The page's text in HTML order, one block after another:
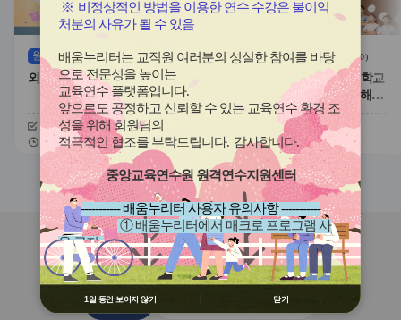
이
콘
원격 (상시) ( 1)
외국 국적 학생 학적관리의 이해
신청기간
26.08.10 ~ 26.12.20
교육기간
26.08.10 ~ 26.12.20
이
콘
원격(상시) 0)
2022 개정 교육과정에 따른 학교
스포츠클럽 활동 운영의 이해와
실제
26.08.10 ~ 26.12.20
교육기간
26.08.10 ~ 26.12.20
슬
라
이
드
버
튼
이
전
슬
이
드
버
튼
다
연수원소식
공지사항 2026 원격연수 모니터링단
※ 비정상적인 방법을 이용한 연수 수강은 불이익
처분의 사유가 될 수 있음
배움누리터는 교직원 여러분의 성실한 참여를 바탕
으로 전문성을 높이는
교육연수 플랫폼입니다.
앞으로도 공정하고 신뢰할 수 있는 교육연수 환경 조
성을 위해 회원님의
적극적인 협조를 부탁드립니다. 감사합니다.
중앙교육연수원 원격연수지원센터
----------- 배움누리터 사용자 유의사항 -----------
① 배움누리터에서 매크로 프로그램 사
용 금지
② 배움누리터 수강용 매크로 프로그램
제작 배포 금지
③ 유무료 매크로 프로그램 사용을 블로
그 등에 홍보 금지
1일 동안 보이지 않기 닫기